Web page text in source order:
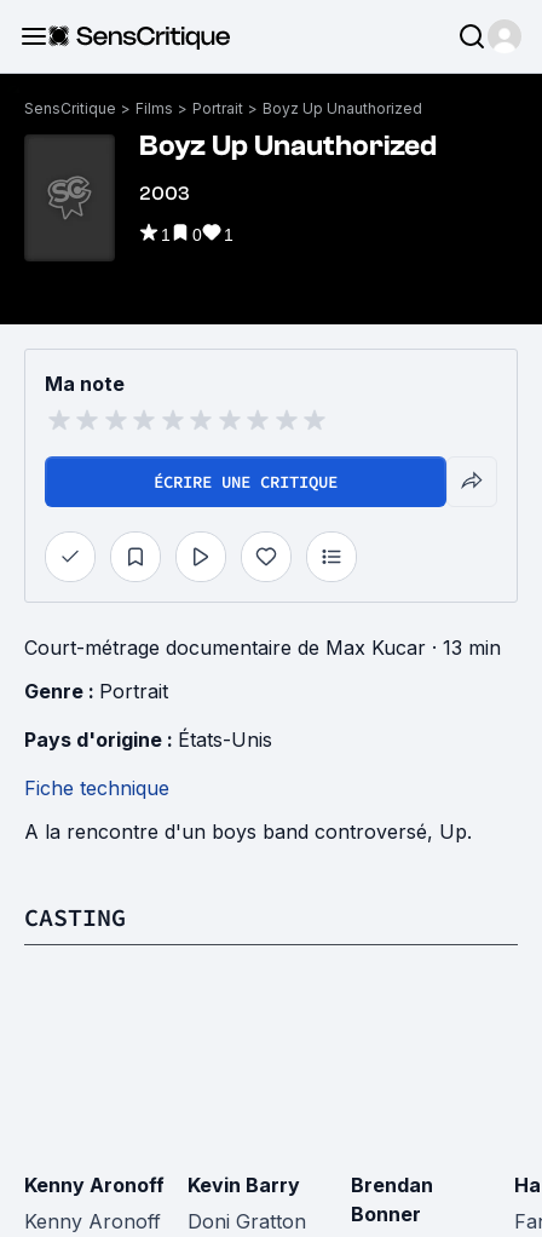
SensCritique > Films > Portrait > Boyz Up Unauthorized
Boyz Up Unauthorized
2003
1 0 1
Ma note
ÉCRIRE UNE CRITIQUE
Court-métrage documentaire de Max Kucar · 13 min
Genre : Portrait
Pays d'origine : États-Unis
Fiche technique
A la rencontre d'un boys band controversé, Up.
CASTING
Kenny Aronoff
Kenny Aronoff
Kevin Barry
Doni Gratton
Brendan
Bonner